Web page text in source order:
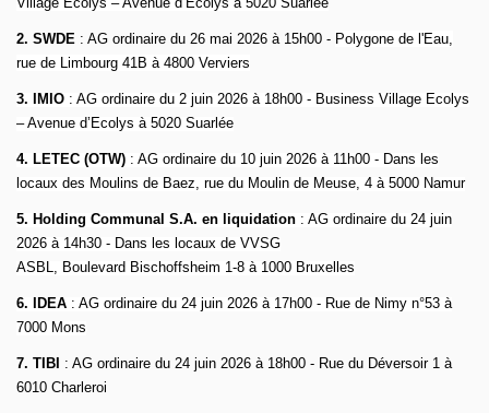
2. SWDE : AG ordinaire du 26 mai 2026 à 15h00 - Polygone de l'Eau,
rue de Limbourg 41B à 4800 Verviers
3. IMIO : AG ordinaire du 2 juin 2026 à 18h00 - Business Village Ecolys
– Avenue d’Ecolys à 5020 Suarlée
4. LETEC (OTW) : AG ordinaire du 10 juin 2026 à 11h00 - Dans les
locaux des Moulins de Baez, rue du Moulin de Meuse, 4 à 5000 Namur
5. Holding Communal S.A. en liquidation : AG ordinaire du 24 juin
2026 à 14h30 - Dans les locaux de VVSG
ASBL, Boulevard Bischoffsheim 1-8 à 1000 Bruxelles
6. IDEA : AG ordinaire du 24 juin 2026 à 17h00 - Rue de Nimy n°53 à
7000 Mons
7. TIBI : AG ordinaire du 24 juin 2026 à 18h00 - Rue du Déversoir 1 à
6010 Charleroi